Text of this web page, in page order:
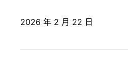
2026 年 2 月 22 日